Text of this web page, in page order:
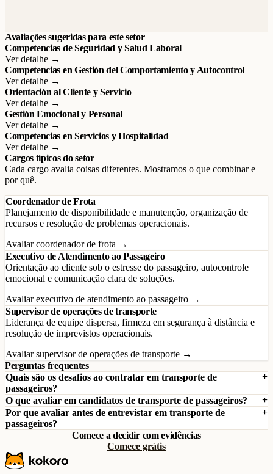
Avaliações sugeridas para este setor
Competencias de Seguridad y Salud Laboral
Ver detalhe →
Competencias en Gestión del Comportamiento y Autocontrol
Ver detalhe →
Orientación al Cliente y Servicio
Ver detalhe →
Gestión Emocional y Personal
Ver detalhe →
Competencias en Servicios y Hospitalidad
Ver detalhe →
Cargos típicos do setor
Cada cargo avalia coisas diferentes. Mostramos o que combinar e
por quê.
Coordenador de Frota
Planejamento de disponibilidade e manutenção, organização de
recursos e resolução de problemas operacionais.
Avaliar coordenador de frota →
Executivo de Atendimento ao Passageiro
Orientação ao cliente sob o estresse do passageiro, autocontrole
emocional e comunicação clara de soluções.
Avaliar executivo de atendimento ao passageiro →
Supervisor de operações de transporte
Liderança de equipe dispersa, firmeza em segurança à distância e
resolução de imprevistos operacionais.
Avaliar supervisor de operações de transporte →
Perguntas frequentes
Quais são os desafios ao contratar em transporte de
passageiros?
O que avaliar em candidatos de transporte de passageiros?
Por que avaliar antes de entrevistar em transporte de
passageiros?
Comece a decidir com evidências
Comece grátis